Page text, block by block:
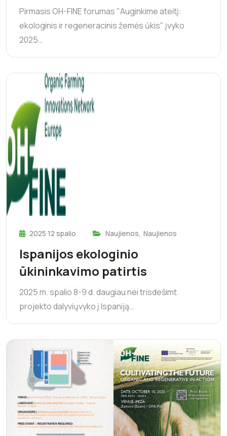
Pirmasis OH-FINE forumas "Auginkime ateitį:
ekologinis ir regeneracinis žemės ūkis" įvyko
2025…
2025 12 spalio Naujienos, Naujienos
Ispanijos ekologinio
ūkininkavimo patirtis
2025 m. spalio 8-9 d. daugiau nei trisdešimt
projekto dalyviųvyko į Ispaniją…